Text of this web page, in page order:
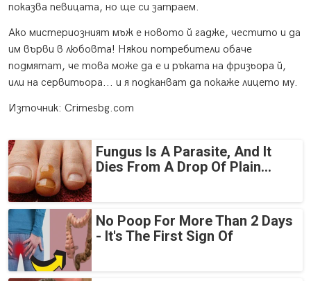
показва певицата, но ще си затраем.
Ако мистериозният мъж е новото й гадже, честито и да
им върви в любовта! Някои потребители обаче
подмятат, че това може да е и ръката на фризьора й,
или на сервитьора... и я подканват да покаже лицето му.
Източник: Crimesbg.com
Fungus Is A Parasite, And It
Dies From A Drop Of Plain...
No Poop For More Than 2 Days
- It's The First Sign Of